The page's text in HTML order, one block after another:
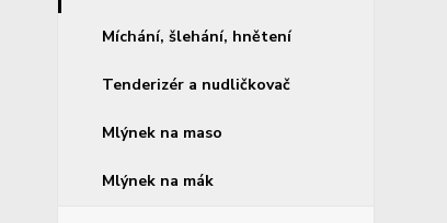
Míchání, šlehání, hnětení
Tenderizér a nudličkovač
Mlýnek na maso
Mlýnek na mák